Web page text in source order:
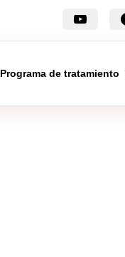
Programa de tratamiento